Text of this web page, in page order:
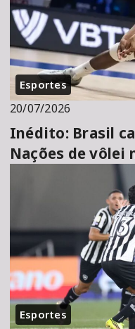
Esportes
20/07/2026
Inédito: Brasil
Nações de vôlei
Esportes